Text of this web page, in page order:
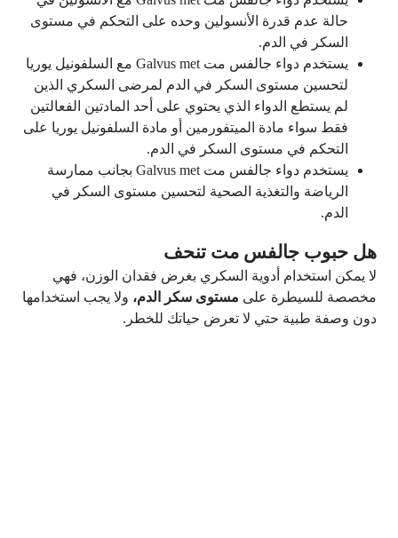
حالة عدم قدرة الأنسولين وحده على التحكم في مستوى
السكر في الدم.
يستخدم دواء جالفس مت Galvus met مع السلفونيل يوريا
لتحسين مستوى السكر في الدم لمرضى السكري الذين
لم يستطع الدواء الذي يحتوي على أحد المادتين الفعالتين
فقط سواء مادة الميتفورمين أو مادة السلفونيل يوريا على
التحكم في مستوى السكر في الدم.
يستخدم دواء جالفس مت Galvus met بجانب ممارسة
الرياضة والتغذية الصحية لتحسين مستوى السكر في
الدم.
هل حبوب جالفس مت تنحف
لا يمكن استخدام أدوية السكري بغرض فقدان الوزن، فهي
مخصصة للسيطرة على مستوى سكر الدم، ولا يجب استخدامها
دون وصفة طبية حتي لا تعرض حياتك للخطر.